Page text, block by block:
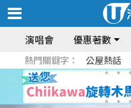
演唱會 優惠著數
熱門關鍵字： 公屋熱話